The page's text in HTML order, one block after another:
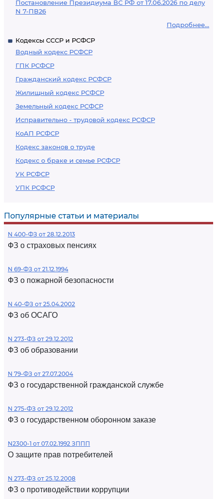
Постановление Президиума ВС РФ от 17.06.2026 по делу
N 7-ПВ26
Подробнее...
Кодексы СССР и РСФСР
Водный кодекс РСФСР
ГПК РСФСР
Гражданский кодекс РСФСР
Жилищный кодекс РСФСР
Земельный кодекс РСФСР
Исправительно - трудовой кодекс РСФСР
КоАП РСФСР
Кодекс законов о труде
Кодекс о браке и семье РСФСР
УК РСФСР
УПК РСФСР
Популярные статьи и материалы
N 400-ФЗ от 28.12.2013
ФЗ о страховых пенсиях
N 69-ФЗ от 21.12.1994
ФЗ о пожарной безопасности
N 40-ФЗ от 25.04.2002
ФЗ об ОСАГО
N 273-ФЗ от 29.12.2012
ФЗ об образовании
N 79-ФЗ от 27.07.2004
ФЗ о государственной гражданской службе
N 275-ФЗ от 29.12.2012
ФЗ о государственном оборонном заказе
N2300-1 от 07.02.1992 ЗППП
О защите прав потребителей
N 273-ФЗ от 25.12.2008
ФЗ о противодействии коррупции